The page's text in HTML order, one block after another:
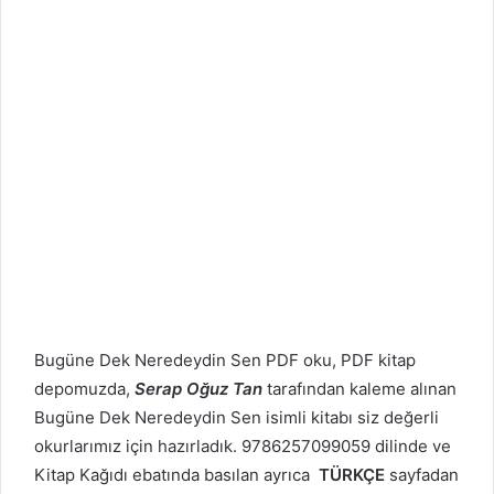
Bugüne Dek Neredeydin Sen PDF oku, PDF kitap
depomuzda, Serap Oğuz Tan tarafından kaleme alınan
Bugüne Dek Neredeydin Sen isimli kitabı siz değerli
okurlarımız için hazırladık. 9786257099059 dilinde ve
Kitap Kağıdı ebatında basılan ayrıca TÜRKÇE sayfadan